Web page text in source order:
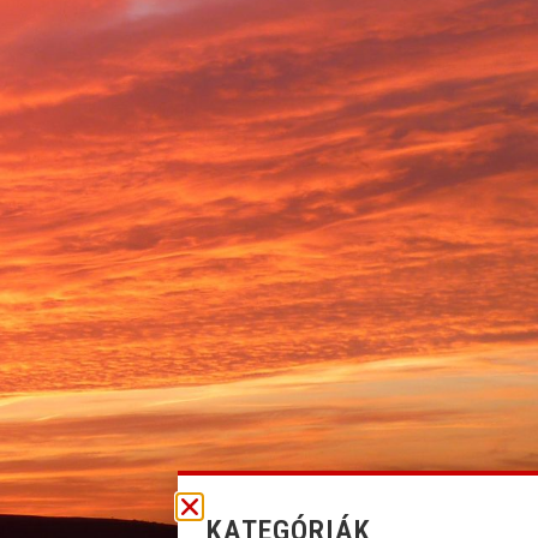
KATEGÓRIÁK